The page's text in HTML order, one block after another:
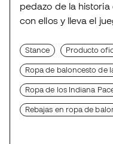
pedazo de la historia
con ellos y lleva el
Stance Producto
Ropa de baloncesto de
Ropa de los Indiana
Rebajas en ropa de